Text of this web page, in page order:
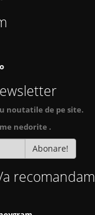
noutatile de pe site.
nedorite .
Abonare!
recomandam